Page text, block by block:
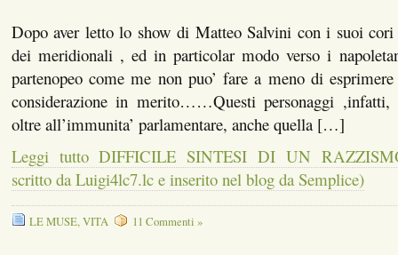
Dopo aver letto lo show di Matteo Salvini con i suoi
dei meridionali , ed in particolar modo verso i
partenopeo come me non puo’ fare a meno di esprimere
considerazione in merito……Questi personaggi ,infatti,
oltre all’immunita’ parlamentare, anche quella […]
Leggi tutto DIFFICILE SINTESI DI UN
scritto da Luigi4lc7.lc e inserito nel blog da Semplice)
LE MUSE,VITA 11 Commenti »